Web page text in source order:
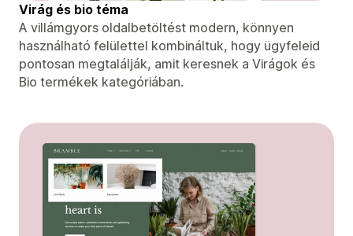
Virág és bio téma
A villámgyors oldalbetöltést modern, könnyen
használható felülettel kombináltuk, hogy ügyfeleid
pontosan megtalálják, amit keresnek a Virágok és
Bio termékek kategóriában.